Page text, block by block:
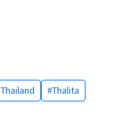
Thailand #Thalita